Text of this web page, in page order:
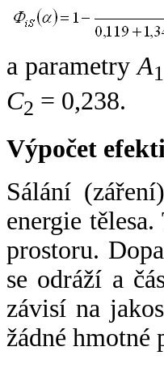
a parametryA1
C2 = 0,238.
Výpočet
Sálání
energie
prostoru.
se odráží a
závisí na
žádné hmotné